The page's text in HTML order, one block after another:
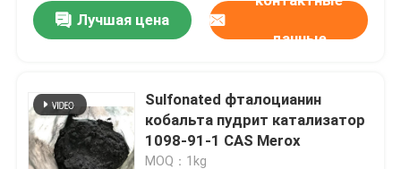
высокомолекулярной
системы на основе воды
Лучшая цена
данные
Sulfonated фталоцианин
кобальта пудрит катализатор
1098-91-1 CAS Merox
MOQ：1kg